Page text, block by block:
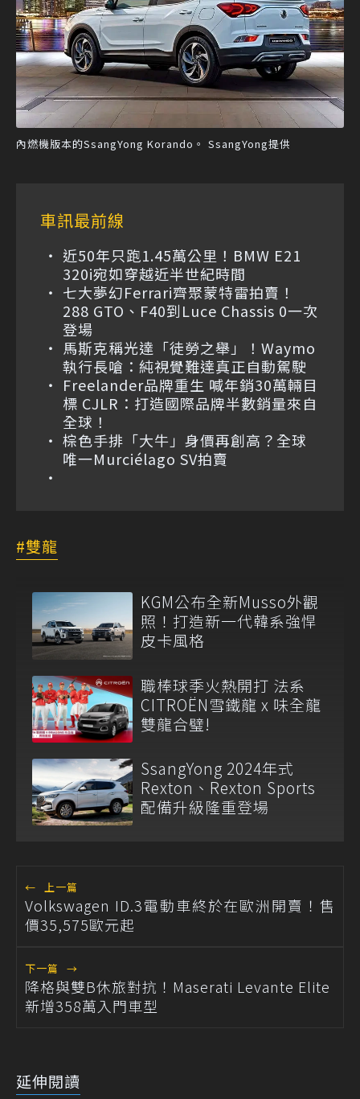
內燃機版本的SsangYong Korando。 SsangYong提供
車訊最前線
近50年只跑1.45萬公里！BMW E21
320i宛如穿越近半世紀時間
七大夢幻Ferrari齊聚蒙特雷拍賣！
288 GTO、F40到Luce Chassis 0一次
登場
馬斯克稱光達「徒勞之舉」！Waymo
執行長嗆：純視覺難達真正自動駕駛
Freelander品牌重生 喊年銷30萬輛目
標 CJLR：打造國際品牌半數銷量來自
全球！
棕色手排「大牛」身價再創高？全球
唯一Murciélago SV拍賣
雙龍
KGM公布全新Musso外觀
照！打造新一代韓系強悍
皮卡風格
職棒球季火熱開打 法系
CITROËN雪鐵龍 x 味全龍
雙龍合璧!
SsangYong 2024年式
Rexton、Rexton Sports
配備升級隆重登場
← 上一篇
Volkswagen ID.3電動車終於在歐洲開賣！售
價35,575歐元起
下一篇 →
降格與雙B休旅對抗！Maserati Levante Elite
新增358萬入門車型
延伸閱讀